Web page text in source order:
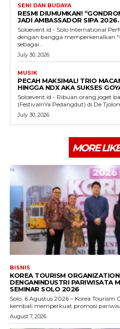
SENI DAN BUDAYA
RESMI DIUMUMKAN!
JADI AMBASSADOR SIPA 2026.
Soloevent.id - Solo International
dengan bangga memperkenalkan
sebagai...
July 30, 2026
MUSIK
PECAH MAKSIMAL! TRIO
HINGGA NDX AKA SUKSES
Soloevent.id - Ribuan orang joget
(FestivalnYa Pedangdut) di De
July 30, 2026
MORE
BISNIS
KOREA TOURISM
DENGANINDUSTRI PARIWISATA
SEMINAR SOLO 2026
Solo, 6 Agustus 2026 – Korea
kembali memperkuat promosi
August 7, 2026